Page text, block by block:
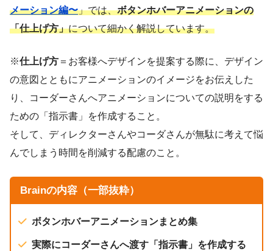
メーション編〜」では、ボタンホバーアニメーションの
「仕上げ方」について細かく解説しています。
※仕上げ方 ＝お客様へデザインを提案する際に、デザイン
の意図とともにアニメーションのイメージをお伝えした
り、コーダーさんへアニメーションについての説明をする
ための「指示書」を作成すること。
そして、ディレクターさんやコーダさんが無駄に考えて悩
んでしまう時間を削減する配慮のこと。
Brainの内容（一部抜粋）
ボタンホバーアニメーションまとめ集
実際にコーダーさんへ渡す「指示書」を作成する